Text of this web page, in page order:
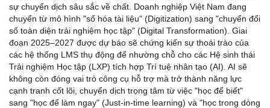
sự chuyển dịch sâu sắc về chất. Doanh nghiệp Việt Nam đang
chuyển từ mô hình "số hóa tài liệu" (Digitization) sang "chuyển đổi
số toàn diện trải nghiệm học tập" (Digital Transformation). Giai
đoạn 2025–2027 được dự báo sẽ chứng kiến sự thoái trào của
các hệ thống LMS thụ động để nhường chỗ cho các Hệ sinh thái
Trải nghiệm Học tập (LXP) tích hợp Trí tuệ nhân tạo (AI). AI sẽ
không còn đóng vai trò công cụ hỗ trợ mà trở thành năng lực
cạnh tranh cốt lõi, chuyển dịch trọng tâm từ việc "học để biết"
sang "học để làm ngay" (Just-in-time learning) và "học trong dòng